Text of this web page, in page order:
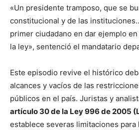
«Un presidente tramposo, que se
constitucional y de las
primer ciudadano en dar ejemplo
la ley», sentenció el mandatario
Este episodio revive el histórico
alcances y vacíos de las
públicos en el país. Juristas y
artículo 30 de la Ley 996 de 2005
establece severas limitaciones para